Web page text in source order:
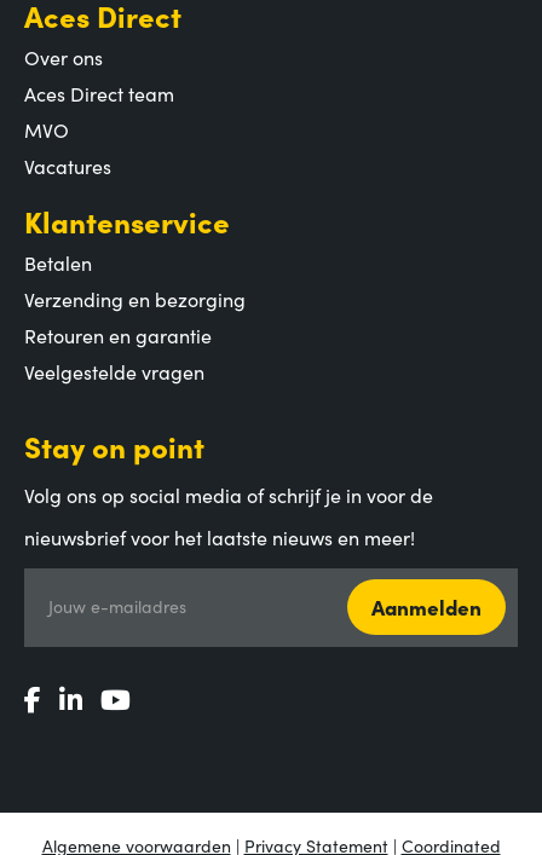
Aces Direct
Over ons
Aces Direct team
MVO
Vacatures
Klantenservice
Betalen
Verzending en bezorging
Retouren en garantie
Veelgestelde vragen
Stay on point
Volg ons op social media of schrijf je in voor de
nieuwsbrief voor het laatste nieuws en meer!
Jouw e-mailadres Aanmelden
Algemene voorwaarden | Privacy Statement| Coordinated